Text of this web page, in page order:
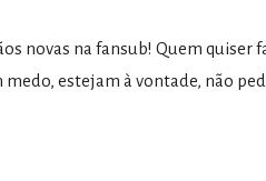
novas na fansub! Quem quiser
estejam à vontade, não